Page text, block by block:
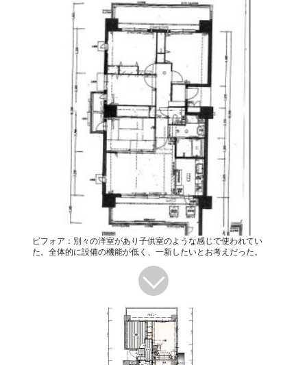
ビフォア：別々の洋室があり子供室のような感じで使われてい
た。全体的に設備の機能が低く、一新したいとお考えだった。